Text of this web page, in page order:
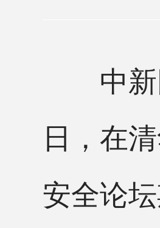
中新
日，在
安全论